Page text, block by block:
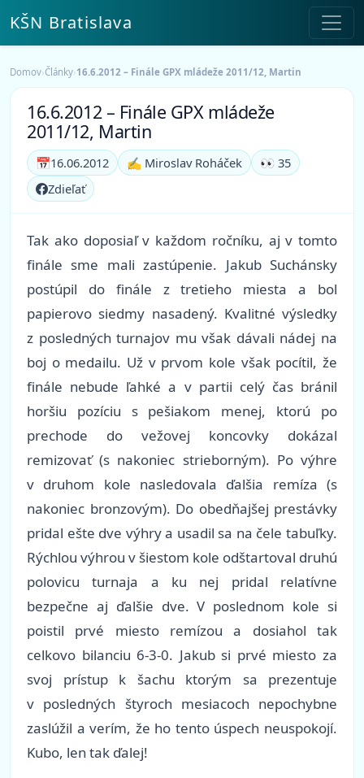
KŠN Bratislava
Domov›Články›16.6.2012 – Finále GPX mládeže 2011/12, Martin
16.6.2012 – Finále GPX mládeže
2011/12, Martin
📅16.06.2012 ✍️ Miroslav Roháček
👀 35
Zdieľať
Tak ako doposiaľ v každom ročníku, aj v tomto
finále sme mali zastúpenie. Jakub Suchánsky
postúpil do finále z tretieho miesta a bol
papierovo siedmy nasadený. Kvalitné výsledky
z posledných turnajov mu však dávali nádej na
boj o medailu. Už v prvom kole však pocítil, že
finále nebude ľahké a v partii celý čas bránil
horšiu pozíciu s pešiakom menej, ktorú po
prechode do vežovej koncovky dokázal
remizovať (s nakoniec strieborným). Po výhre
v druhom kole nasledovala ďalšia remíza (s
nakoniec bronzovým). Do obedňajšej prestávky
pridal ešte dve výhry a usadil sa na čele tabuľky.
Rýchlou výhrou v šiestom kole odštartoval druhú
polovicu turnaja a ku nej pridal relatívne
bezpečne aj ďalšie dve. V poslednom kole si
poistil prvé miesto remízou a dosiahol tak
celkovo bilanciu 6-3-0. Jakub si prvé miesto za
svoj prístup k šachu ktorým sa prezentuje
v posledných štyroch mesiacoch nepochybne
zaslúžil a verím, že ho tento úspech neuspokojí.
Kubo, len tak ďalej!